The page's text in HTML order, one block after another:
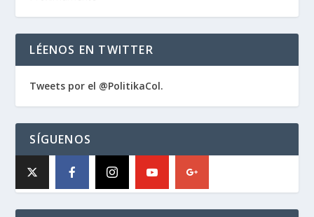
LÉENOS EN TWITTER
Tweets por el @PolitikaCol.
SÍGUENOS